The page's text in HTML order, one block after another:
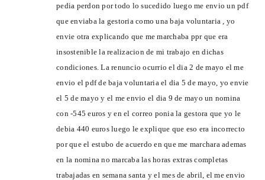
pedia perdon por todo lo sucedido luego me envio un pdf
que enviaba la gestoria como una baja voluntaria , yo
envie otra explicando que me marchaba ppr que era
insostenible la realizacion de mi trabajo en dichas
condiciones. La renuncio ocurrio el dia 2 de mayo el me
envio el pdf de baja voluntaria el dia 5 de mayo, yo envie
el 5 de mayo y el me envio el dia 9 de mayo un nomina
con -545 euros y en el correo ponia la gestora que yo le
debia 440 euros luego le explique que eso era incorrecto
por que el estubo de acuerdo en que me marchara ademas
en la nomina no marcaba las horas extras completas
trabajadas en semana santa y el mes de abril, el me envio